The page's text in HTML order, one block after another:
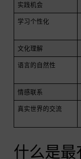
实践机会
学习个性化
文化理解
语言的自然性
情感联系
真实世界的交流
什么是最